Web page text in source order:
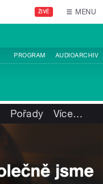
ŽIVĚ MENU
PROGRAM AUDIOARCHIV
Pořady Více…